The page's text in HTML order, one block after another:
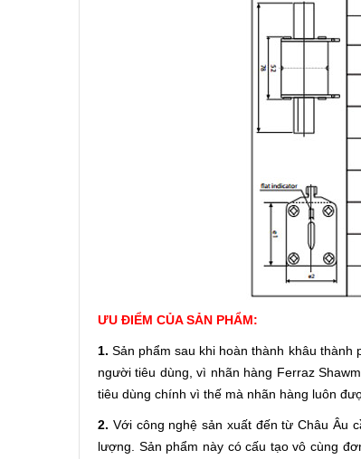
ƯU ĐIỂM CỦA SẢN PHẨM:
1.Sản phẩm sau khi hoàn thành khâu
người tiêu dùng, vì nhãn hàng Ferraz
tiêu dùng chính vì thế mà nhãn hàng luôn
2. Với công nghệ sản xuất đến từ Châu Âu
lượng. Sản phẩm này có cấu tạo vô cùng